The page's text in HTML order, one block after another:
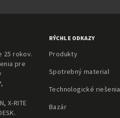
25 rokov.
pre
X-RITE
RÝCHLE ODKAZY
Produkty
Spotrebný material
Technologické riešenia
Bazár